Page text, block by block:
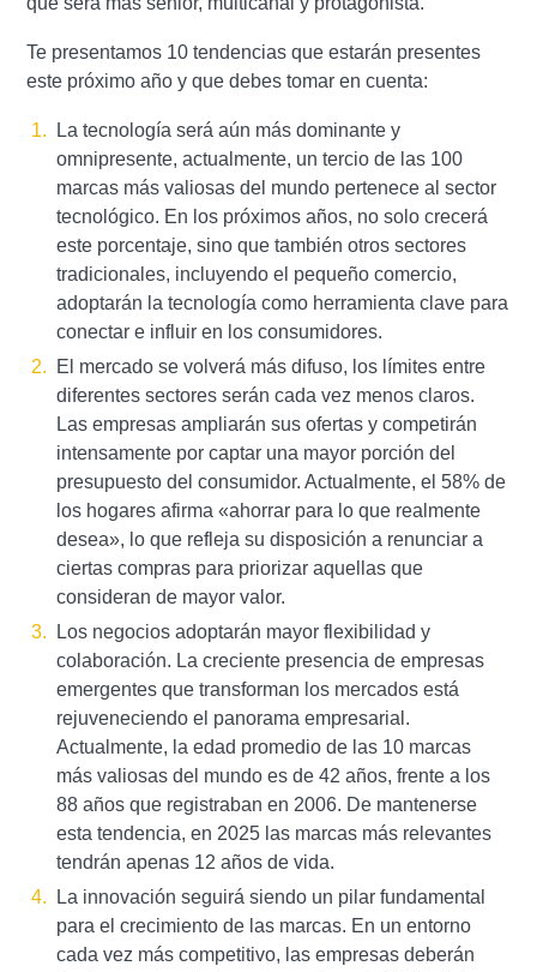
Te presentamos 10 tendencias que estarán presentes
este próximo año y que debes tomar en cuenta:
La tecnología será aún más dominante y
omnipresente, actualmente, un tercio de las 100
marcas más valiosas del mundo pertenece al sector
tecnológico. En los próximos años, no solo crecerá
este porcentaje, sino que también otros sectores
tradicionales, incluyendo el pequeño comercio,
adoptarán la tecnología como herramienta clave para
conectar e influir en los consumidores.
El mercado se volverá más difuso, los límites entre
diferentes sectores serán cada vez menos claros.
Las empresas ampliarán sus ofertas y competirán
intensamente por captar una mayor porción del
presupuesto del consumidor. Actualmente, el 58% de
los hogares afirma «ahorrar para lo que realmente
desea», lo que refleja su disposición a renunciar a
ciertas compras para priorizar aquellas que
consideran de mayor valor.
Los negocios adoptarán mayor flexibilidad y
colaboración. La creciente presencia de empresas
emergentes que transforman los mercados está
rejuveneciendo el panorama empresarial.
Actualmente, la edad promedio de las 10 marcas
más valiosas del mundo es de 42 años, frente a los
88 años que registraban en 2006. De mantenerse
esta tendencia, en 2025 las marcas más relevantes
tendrán apenas 12 años de vida.
La innovación seguirá siendo un pilar fundamental
para el crecimiento de las marcas. En un entorno
cada vez más competitivo, las empresas deberán